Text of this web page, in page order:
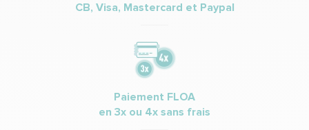
CB, Visa, Mastercard et Paypal
Paiement FLOA
en 3x ou 4x sans frais